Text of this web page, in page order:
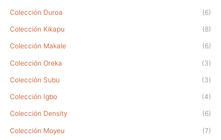
Colección Duroa (6)
Colección Kikapu (8)
Colección Makale (6)
Colección Oreka (3)
Colección Subu (3)
Colección Igbo (4)
Colección Density (6)
Colección Moyeu (7)